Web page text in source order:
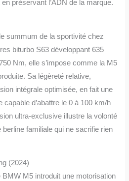
en préservant l’ADN de la marque.
summum de la sportivité chez
biturbo S63 développant 635
Nm, elle s’impose comme la M5
Sa légèreté relative,
intégrale optimisée, en fait une
capable d’abattre le 0 à 100 km/h
ultra-exclusive illustre la volonté
familiale qui ne sacrifie rien
(2024)
BMW M5 introduit une motorisation